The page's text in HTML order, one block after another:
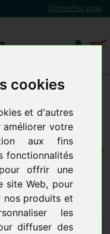
cookies
et d'autres
améliorer votre
aux fins
fonctionnalités
pour offrir une
site Web, pour
nos produits et
les
diffuser des
Connectez vous
5L
149 EN STOCK
21,84 € TTC
AU PANIER